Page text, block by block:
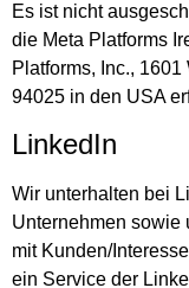
Es ist nicht
die Meta Platforms
Platforms, Inc.,
94025 in den USA
LinkedIn
Wir unterhalten bei
Unternehmen sowie
mit Kunden/
ein Service der